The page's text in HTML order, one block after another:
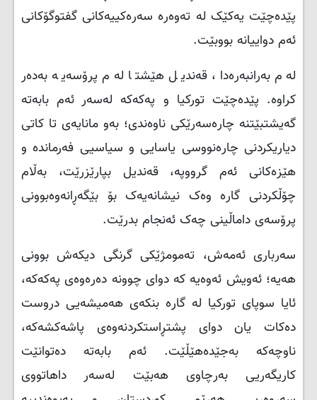
پێدەچێت یەکێک لە تەوەرە سەرەکییەکانی گفتوگۆکانی
ئەم دواییانە بووبێت.
لەم بەرانبەرەدا، قەندیل هێشتا لەم پرۆسەیە بەدەر
کراوە. پێدەچێت تورکیا و پەکەکە لەسەر ئەم بابەتە
گەیشتبێتنە چارەسەرێکی ناوەندی؛ بەو مانایەی تا کاتی
دیاریکردنی چارەنووسی یاسایی و سیاسیی فەرماندە و
هێزەکانی ئەم گرووپە، قەندیل بپارێزرێت، بەڵام
چۆڵکردنی گارە وەک نیشانەیەک بۆ بێگەڕانەوەبوونی
پرۆسەی داماڵینی چەک ئەنجام بدرێت.
سەرباری ئەمەش، تەمومژێکی گرنگی دیکەش بوونی
هەیە؛ ئەویش ئەوەیە کە دوای چوونە دەرەوەی پەکەکە،
ئایا سوپای تورکیا لە گارە بنکەی هەمیشەیی دروست
دەکات یان دوای پشتڕاستکردنەوەی پاشەکشەکە،
ناوچەکە بەجێدەهێڵێت. ئەم بابەتە دەتوانێت
کاریگەریی بەرچاوی هەبێت لەسەر داهاتووی